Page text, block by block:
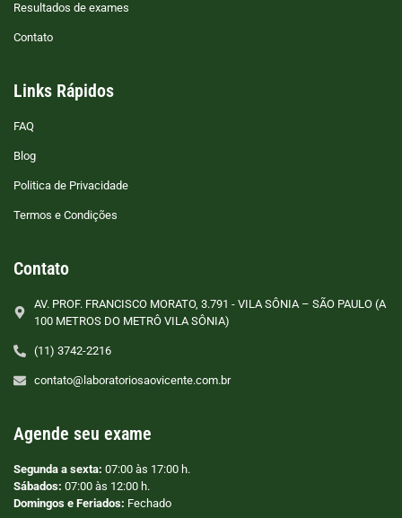
Resultados de exames
Contato
Links Rápidos
FAQ
Blog
Politica de Privacidade
Termos e Condições
Contato
AV. PROF. FRANCISCO MORATO, 3.791 - VILA SÔNIA – SÃO PAULO (A
100 METROS DO METRÔ VILA SÔNIA)
(11) 3742-2216
contato@laboratoriosaovicente.com.br
Agende seu exame
Segunda a sexta: 07:00 às 17:00 h.
Sábados: 07:00 às 12:00 h.
Domingos e Feriados: Fechado